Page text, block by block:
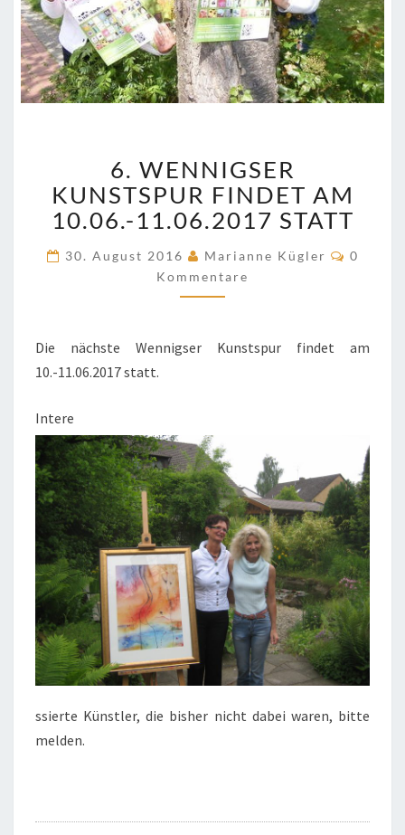
WENNIGSER
KUNSTSPUR
FINDET
AM
STATT
6. WENNIGSER
KUNSTSPUR FINDET AM
10.06.-11.06.2017 STATT
30. August 2016 Marianne Kügler
0
Kommentare
Die nächste Wennigser Kunstspur findet am
10.-11.06.2017 statt.
Intere
ssierte Künstler, die bisher nicht dabei waren, bitte
melden.